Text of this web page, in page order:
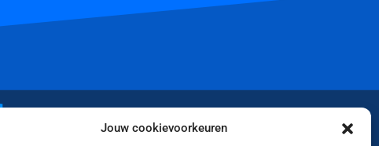
Jouw cookievoorkeuren